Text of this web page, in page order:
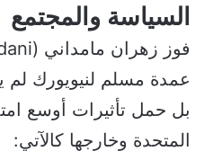
السياسة والمجتمع
عمدة مسلم لنيويورك
بل حمل تأثيرات أوسع
المتحدة وخارجها كالآتي: